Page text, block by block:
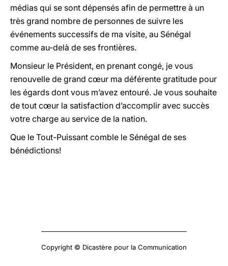
médias qui se sont dépensés afin de permettre à un
très grand nombre de personnes de suivre les
événements successifs de ma visite, au Sénégal
comme au-delà de ses frontières.
Monsieur le Président, en prenant congé, je vous
renouvelle de grand cœur ma déférente gratitude pour
les égards dont vous m’avez entouré. Je vous souhaite
de tout cœur la satisfaction d’accomplir avec succès
votre charge au service de la nation.
Que le Tout-Puissant comble le Sénégal de ses
bénédictions!
Copyright © Dicastère pour la Communication